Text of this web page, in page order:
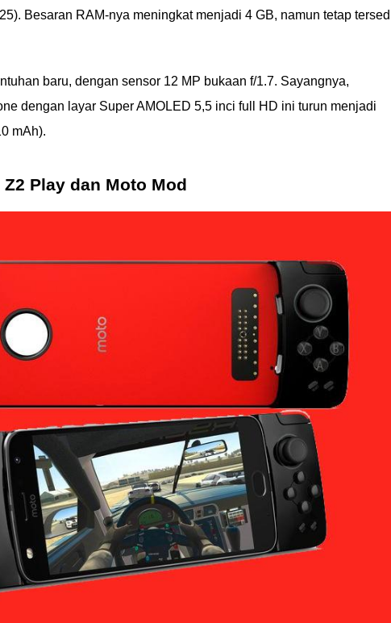
Besaran RAM-nya meningkat menjadi 4 GB, namun tetap
baru, dengan sensor 12 MP bukaan f/1.7. Sayangnya,
dengan layar Super AMOLED 5,5 inci full HD ini turun menjadi
mAh).
Play dan Moto Mod